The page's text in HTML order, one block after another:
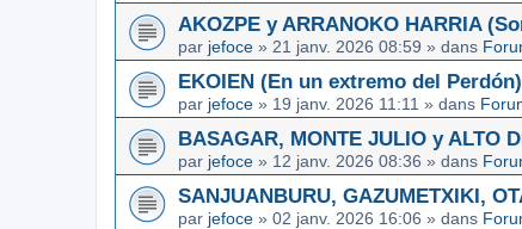
AKOZPE y ARRANOKO HARRIA
par jefoce » 21 janv. 2026 08:59 » dans
EKOIEN (En un extremo del Perdón)
par jefoce » 19 janv. 2026 11:11 » dans
BASAGAR, MONTE JULIO y ALTO
par jefoce » 12 janv. 2026 08:36 » dans
SANJUANBURU, GAZUMETXIKI,
par jefoce » 02 janv. 2026 16:06 » dans